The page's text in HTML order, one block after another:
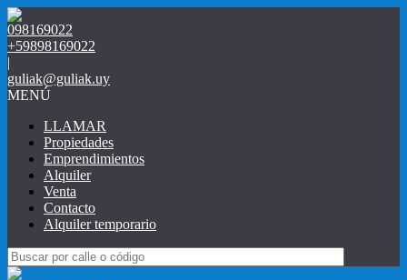
098169022
+59898169022
|
guliak@guliak.uy
MENÚ
LLAMAR
Propiedades
Emprendimientos
Alquiler
Venta
Contacto
Alquiler temporario